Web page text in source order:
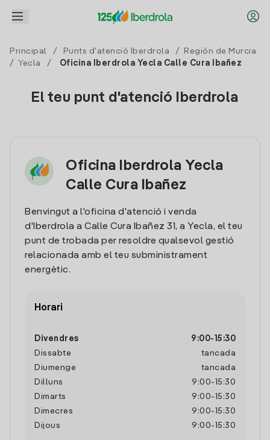
Principal / Punts d'atenció Iberdrola /
Región de Murcia
/
Yecla / Oficina Iberdrola Yecla Calle Cura Ibañez
El teu punt d'atenció Iberdrola
Oficina Iberdrola Yecla
Calle Cura Ibañez
Benvingut a l'oficina d'atenció i venda
d'Iberdrola a Calle Cura Ibañez 31, a Yecla, el teu
punt de trobada per resoldre qualsevol gestió
relacionada amb el teu subministrament
energètic.
Horari
Divendres 9:00- 15:30
Dissabte
tancada
Diumenge
tancada
Dilluns
9:00- 15:30
Dimarts
9:00- 15:30
Dimecres
9:00- 15:30
Dijous
9:00- 15:30